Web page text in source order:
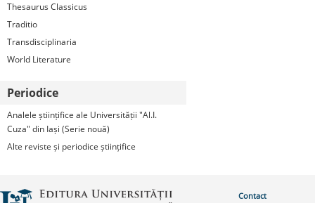
Thesaurus Classicus
Traditio
Transdisciplinaria
World Literature
Periodice
Analele științifice ale Universității "Al.I.
Cuza" din Iași (Serie nouă)
Alte reviste și periodice științifice
Contact